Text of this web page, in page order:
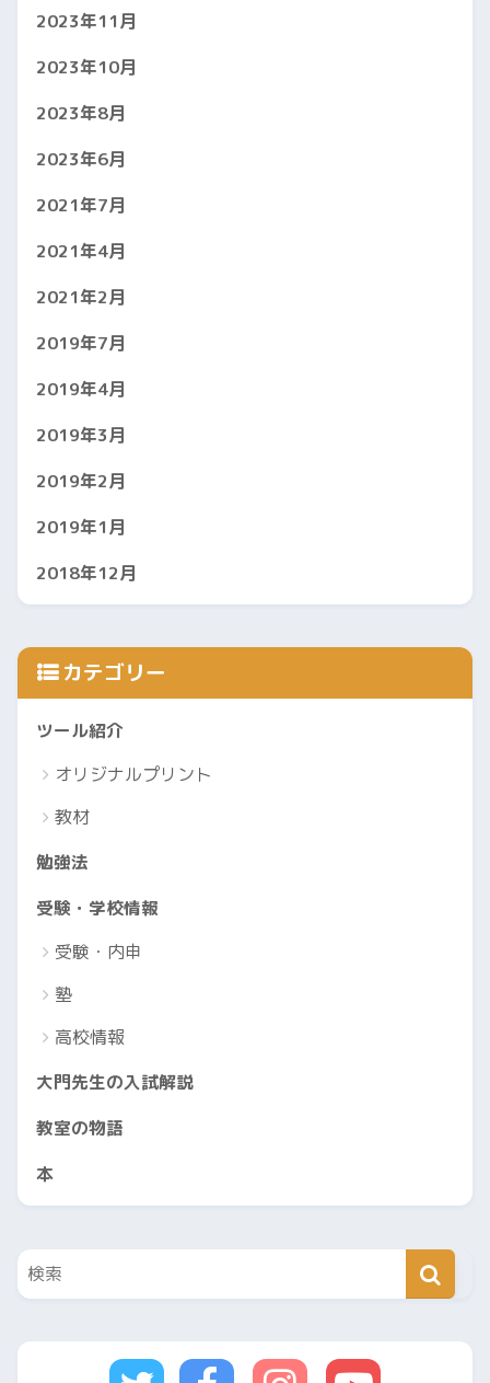
2023年11月
2023年10月
2023年8月
2023年6月
2021年7月
2021年4月
2021年2月
2019年7月
2019年4月
2019年3月
2019年2月
2019年1月
2018年12月
カテゴリー
ツール紹介
オリジナルプリント
教材
勉強法
受験・学校情報
受験・内申
塾
高校情報
大門先生の入試解説
教室の物語
本